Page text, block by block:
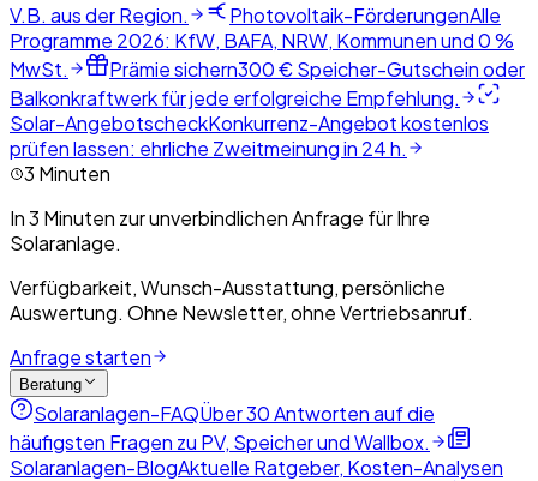
V.B. aus der Region.
Photovoltaik-FörderungenAlle
Programme 2026: KfW, BAFA, NRW, Kommunen und 0 %
MwSt.
Prämie sichern300 € Speicher-Gutschein oder
Balkonkraftwerk für jede erfolgreiche Empfehlung.
Solar-AngebotscheckKonkurrenz-Angebot kostenlos
prüfen lassen: ehrliche Zweitmeinung in 24 h.
3 Minuten
In 3 Minuten zur unverbindlichen Anfrage für Ihre
Solaranlage.
Verfügbarkeit, Wunsch-Ausstattung, persönliche
Auswertung. Ohne Newsletter, ohne Vertriebsanruf.
Anfrage starten
Beratung
Solaranlagen-FAQÜber 30 Antworten auf die
häufigsten Fragen zu PV, Speicher und Wallbox.
Solaranlagen-BlogAktuelle Ratgeber, Kosten-Analysen